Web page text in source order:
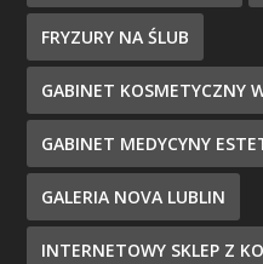
FRYZURY NA ŚLUB
GABINET KOSMETYCZNY
GABINET MEDYCYNY
GALERIA NOVA LUBLIN
INTERNETOWY SKLEP Z